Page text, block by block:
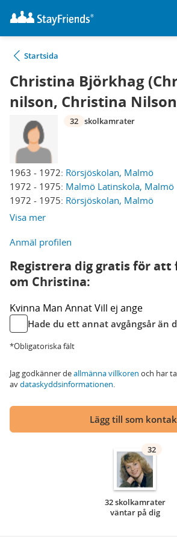
Startsida
Christina Björkhag
nilson, Christina
1963 - 1972: Rörsjöskolan, Malmö
1972 - 1975: Malmö Latinskola, Malmö
1972 - 1975: Rörsjöskolan, Malmö
Visa mer
32 skolkamrater
Anmäl profilen
Registrera dig gratis för att
om Christina:
Kvinna Man AnnatVill ej ange
Hade du ett annat avgångsår än
*Obligatoriska fält
Jag godkänner deallmänna villkoren och har
avdataskyddsinformationen.
Lägg till som
32
32 skolkamrater
väntar på dig